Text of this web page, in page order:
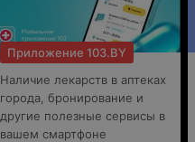
Приложение 103.BY
Наличие лекарств в аптеках
города, бронирование и
другие полезные сервисы в
вашем смартфоне